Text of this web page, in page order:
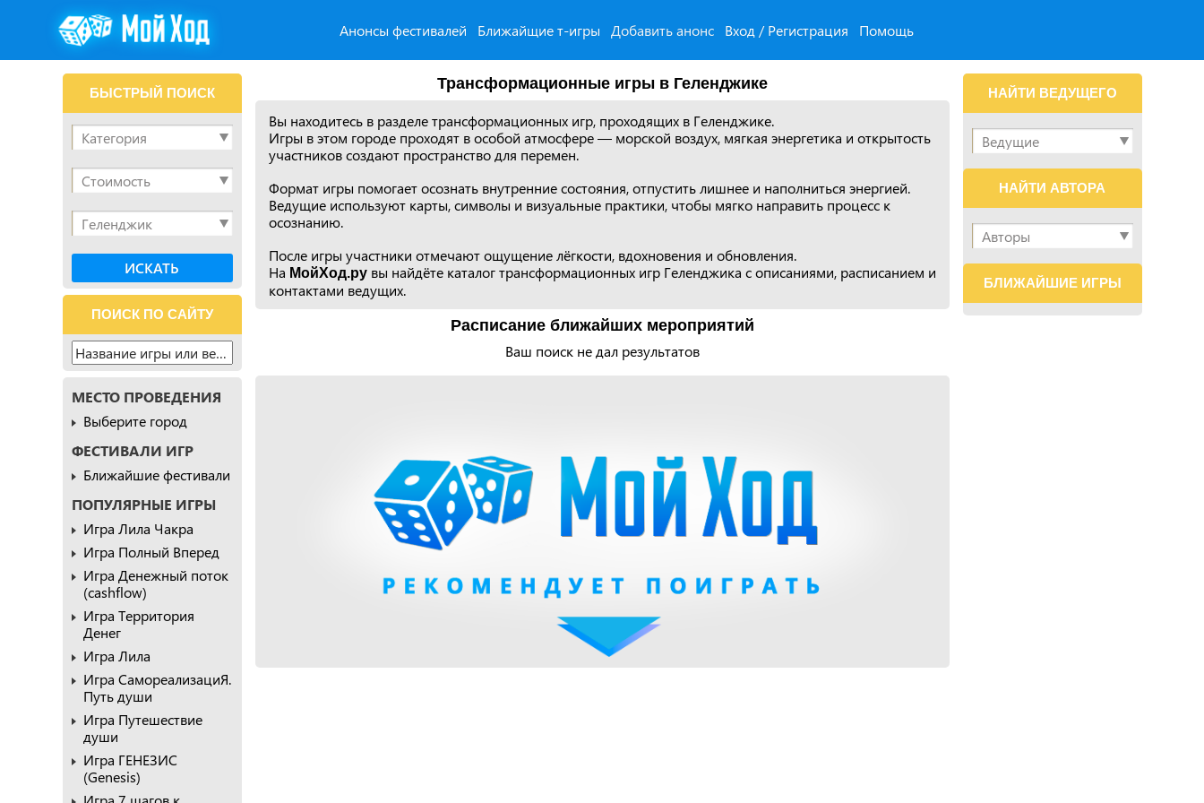
Анонсы фестивалей Ближайщие т-игры Добавить анонс Вход / Регистрация Помощь
Трансформационные игры в Геленджике
Вы находитесь в разделе трансформационных игр, проходящих в Геленджике.
Игры в этом городе проходят в особой атмосфере — морской воздух, мягкая энергетика и открытость
участников создают пространство для перемен.
Формат игры помогает осознать внутренние состояния, отпустить лишнее и наполниться энергией.
Ведущие используют карты, символы и визуальные практики, чтобы мягко направить процесс к
осознанию.
После игры участники отмечают ощущение лёгкости, вдохновения и обновления.
На МойХод.рувы найдёте каталог трансформационных игр Геленджика с описаниями, расписанием и
контактами ведущих.
Расписание ближайших мероприятий
Ваш поиск не дал результатов
БЫСТРЫЙ ПОИСК
ПОИСК ПО САЙТУ
МЕСТО ПРОВЕДЕНИЯ
Выберите город
ФЕСТИВАЛИ ИГР
Ближайшие фестивали
ПОПУЛЯРНЫЕ ИГРЫ
Игра Лила Чакра
Игра Полный Вперед
Игра Денежный поток
(cashflow)
Игра Территория
Денег
Игра Лила
Игра СамореализациЯ.
Путь души
Игра Путешествие
души
Игра ГЕНЕЗИС
(Genesis)
НАЙТИ ВЕДУЩЕГО
НАЙТИ АВТОРА
БЛИЖАЙШИЕ ИГРЫ